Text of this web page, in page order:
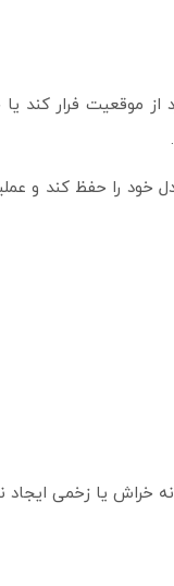
موقعیت فرار کند یا
خود را حفظ کند و
خراش یا زخمی ایجاد